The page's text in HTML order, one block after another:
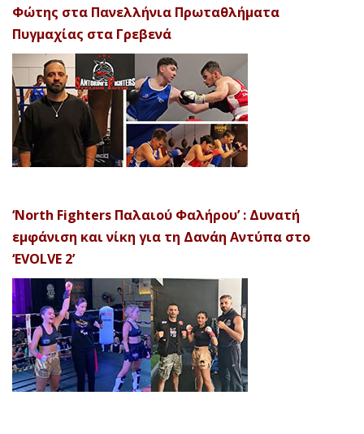
Φώτης στα Πανελλήνια Πρωταθλήματα
Πυγμαχίας στα Γρεβενά
‘North Fighters Παλαιού Φαλήρου’ : Δυνατή
εμφάνιση και νίκη για τη Δανάη Αντύπα στο
‘EVOLVE 2’